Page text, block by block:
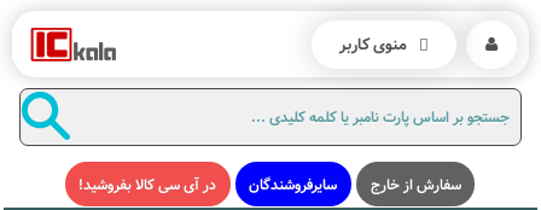
سفارش از خارج سایرفروشندگان در آی سی کالا بفروشید!
منوی کاربر